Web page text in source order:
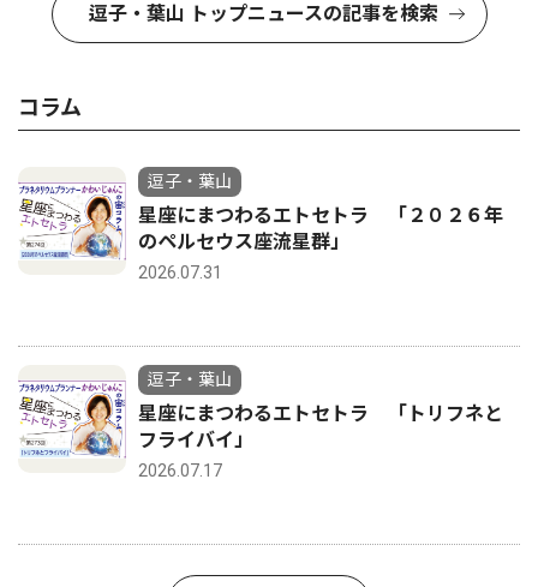
逗子・葉山 トップニュースの記事を検索
コラム
逗子・葉山
星座にまつわるエトセトラ 「２０２６年
のペルセウス座流星群」
2026.07.31
逗子・葉山
星座にまつわるエトセトラ 「トリフネと
フライバイ」
2026.07.17